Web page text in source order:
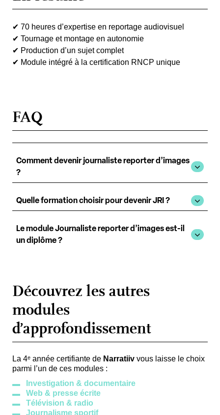
✔ 70 heures d’expertise en reportage audiovisuel
✔ Tournage et montage en autonomie
✔ Production d’un sujet complet
✔ Module intégré à la certification RNCP unique
FAQ
Comment devenir journaliste reporter d’images
?
Quelle formation choisir pour devenir JRI ?
Le module Journaliste reporter d’images est-il
un diplôme ?
Découvrez les autres
modules
d’approfondissement
La 4ᵉ année certifiante de Narratiiv vous laisse le choix
parmi l’un de ces modules :
Investigation & documentaire
Web & presse écrite
Télévision & radio
Journalisme sportif